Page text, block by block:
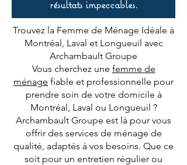
résultats impeccables.
Trouvez la Femme de Ménage Idéale à
Montréal, Laval et Longueuil avec
Archambault Groupe
Vous cherchez une femme de
ménage fiable et professionnelle pour
prendre soin de votre domicile à
Montréal, Laval ou Longueuil ?
Archambault Groupe est là pour vous
offrir des services de ménage de
qualité, adaptés à vos besoins. Que ce
soit pour un entretien régulier ou